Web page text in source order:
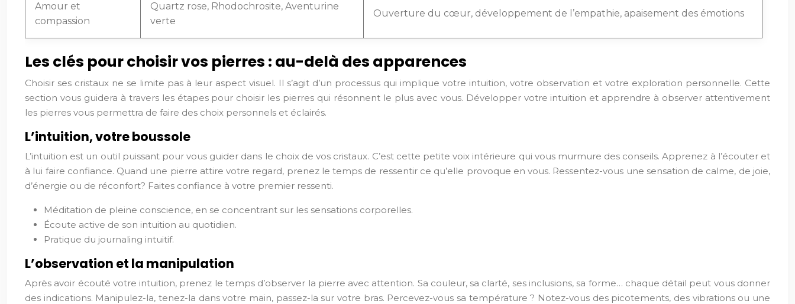
Amour et
compassion
Quartz rose, Rhodochrosite, Aventurine
verte
Ouverture du cœur, développement de l’empathie, apaisement des émotions
Les clés pour choisir vos pierres : au-delà des apparences
Choisir ses cristaux ne se limite pas à leur aspect visuel. Il s’agit d’un processus qui implique votre intuition, votre observation et votre exploration personnelle. Cette
section vous guidera à travers les étapes pour choisir les pierres qui résonnent le plus avec vous. Développer votre intuition et apprendre à observer attentivement
les pierres vous permettra de faire des choix personnels et éclairés.
L’intuition, votre boussole
L’intuition est un outil puissant pour vous guider dans le choix de vos cristaux. C’est cette petite voix intérieure qui vous murmure des conseils. Apprenez à l’écouter et
à lui faire confiance. Quand une pierre attire votre regard, prenez le temps de ressentir ce qu’elle provoque en vous. Ressentez-vous une sensation de calme, de joie,
d’énergie ou de réconfort? Faites confiance à votre premier ressenti.
Méditation de pleine conscience, en se concentrant sur les sensations corporelles.
Écoute active de son intuition au quotidien.
Pratique du journaling intuitif.
L’observation et la manipulation
Après avoir écouté votre intuition, prenez le temps d’observer la pierre avec attention. Sa couleur, sa clarté, ses inclusions, sa forme… chaque détail peut vous donner
des indications. Manipulez-la, tenez-la dans votre main, passez-la sur votre bras. Percevez-vous sa température ? Notez-vous des picotements, des vibrations ou une